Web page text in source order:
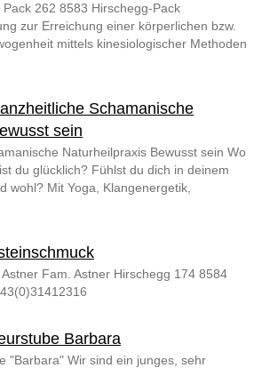
262 8583 Hirschegg-Pack
zur Erreichung einer körperlichen bzw.
mittels kinesiologischer Methoden
Schamanische
sein
Naturheilpraxis Bewusst sein Wo
du glücklich? Fühlst du dich in deinem
wohl? Mit Yoga, Klangenergetik,
Fam. Astner Hirschegg 174 8584
Barbara
"Barbara" Wir sind ein junges, sehr